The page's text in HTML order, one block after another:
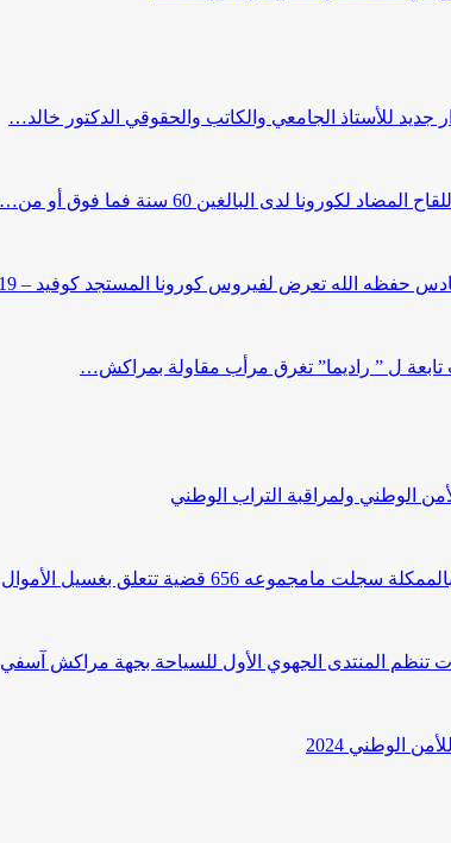
للأستاذ الجامعي والكاتب والحقوقي الدكتور خالد…
لدى البالغين 60 سنة فما فوق أو من…
الله تعرض لفيروس كورونا المستجد كوفيد – 19 ، بدون…
تابعة ل ” راديما” تغرق مرأب مقاولة بمراكش…
الوطني ولمراقبة التراب الوطني
تنظم المنتدى الجهوي الأول للسياحة بجهة مراكش آسفي
الوطني 2024